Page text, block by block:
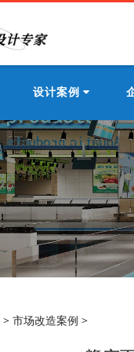
设计案例
> 市场改造案例 >